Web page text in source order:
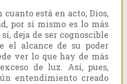
cuanto está en acto, Dios,
por sí mismo es lo más
deja de ser cognoscible
el alcance de su poder
ver lo que hay de más
de luz. Así, pues,
entendimiento creado